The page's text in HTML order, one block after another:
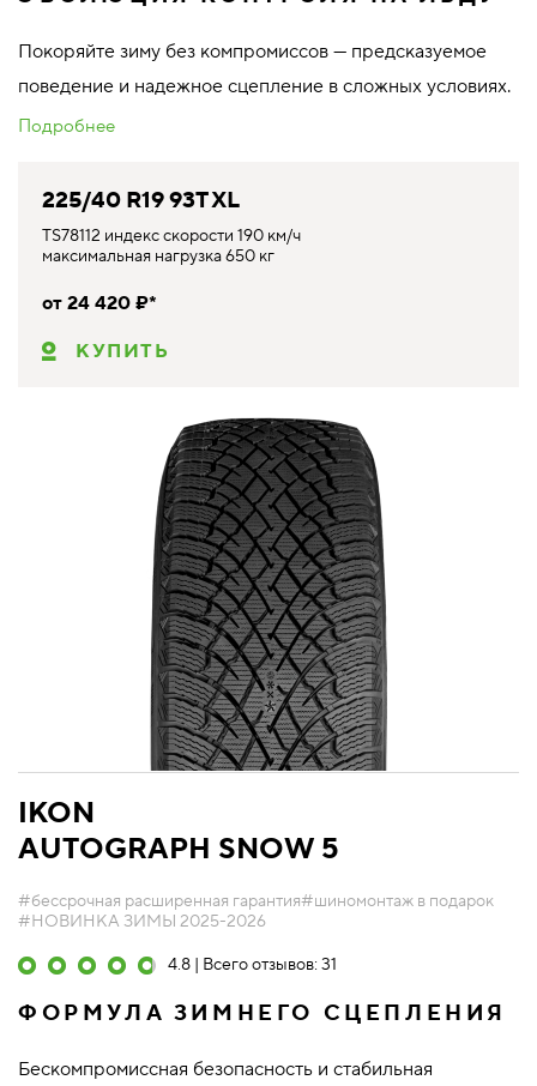
Покоряйте зиму без компромиссов — предсказуемое
поведение и надежное сцепление в сложных условиях.
Подробнее
225/40 R19 93T XL
TS78112 индекс скорости 190 км/ч
максимальная нагрузка 650 кг
от 24 420 ₽*
КУПИТЬ
IKON
AUTOGRAPH SNOW 5
#бессрочная расширенная гарантия#шиномонтаж в подарок
#НОВИНКА ЗИМЫ 2025-2026
4.8 | Всего отзывов: 31
ФОРМУЛА ЗИМНЕГО СЦЕПЛЕНИЯ
Бескомпромиссная безопасность и стабильная